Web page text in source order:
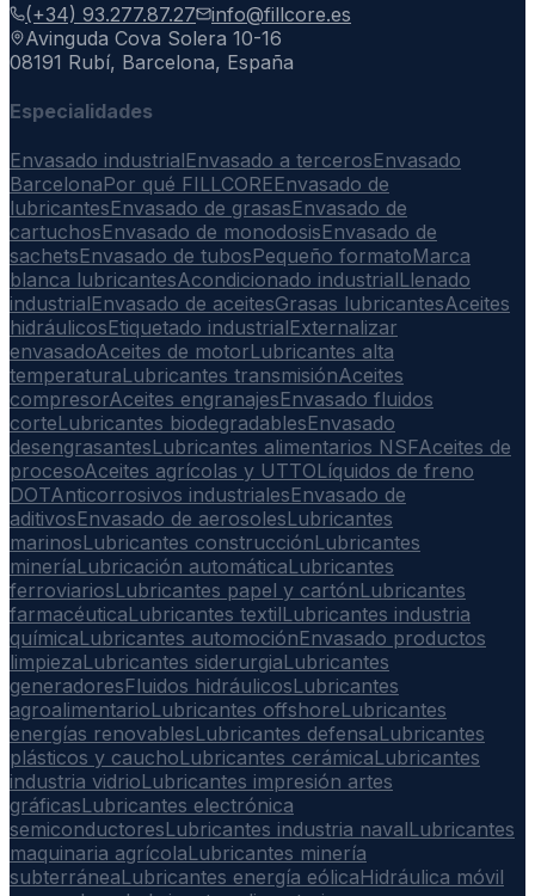
(+34) 93.277.87.27
info@fillcore.es
Avinguda Cova Solera 10-16
08191 Rubí, Barcelona, España
Especialidades
Envasado industrialEnvasado a tercerosEnvasado
BarcelonaPor qué FILLCOREEnvasado de
lubricantesEnvasado de grasasEnvasado de
cartuchosEnvasado de monodosisEnvasado de
sachetsEnvasado de tubosPequeño formatoMarca
blanca lubricantesAcondicionado industrialLlenado
industrialEnvasado de aceitesGrasas lubricantesAceites
hidráulicosEtiquetado industrialExternalizar
envasadoAceites de motorLubricantes alta
temperaturaLubricantes transmisiónAceites
compresorAceites engranajesEnvasado fluidos
corteLubricantes biodegradablesEnvasado
desengrasantesLubricantes alimentarios NSFAceites de
procesoAceites agrícolas y UTTOLíquidos de freno
DOTAnticorrosivos industrialesEnvasado de
aditivosEnvasado de aerosolesLubricantes
marinosLubricantes construcciónLubricantes
mineríaLubricación automáticaLubricantes
ferroviariosLubricantes papel y cartónLubricantes
farmacéuticaLubricantes textilLubricantes industria
químicaLubricantes automociónEnvasado productos
limpiezaLubricantes siderurgiaLubricantes
generadoresFluidos hidráulicosLubricantes
agroalimentarioLubricantes offshoreLubricantes
energías renovablesLubricantes defensaLubricantes
plásticos y cauchoLubricantes cerámicaLubricantes
industria vidrioLubricantes impresión artes
gráficasLubricantes electrónica
semiconductoresLubricantes industria navalLubricantes
maquinaria agrícolaLubricantes minería
subterráneaLubricantes energía eólicaHidráulica móvil